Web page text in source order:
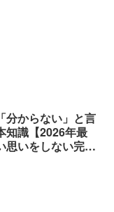
分からない」と言
知識【2026年最
思いをしない完全